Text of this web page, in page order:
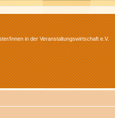
Innen in der Veranstaltungswirtschaft e.V.